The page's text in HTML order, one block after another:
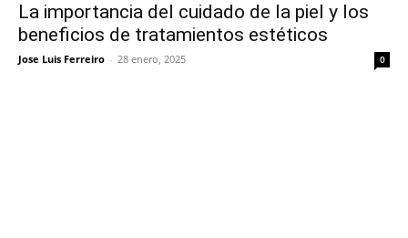
La importancia del cuidado de la piel y los
beneficios de tratamientos estéticos
Jose Luis Ferreiro - 28 enero, 2025 0